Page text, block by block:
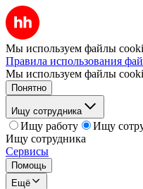
Мы используем файлы
Правила использования
Мы используем файлы
Понятно
Ищу сотрудника
Ищу работу
Ищу
Ищу сотрудника
Сервисы
Помощь
Ещё